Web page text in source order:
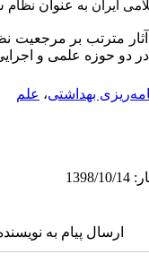
ایران به عنوان نظام
مترتب بر مرجعیت
دو حوزه علمی و
بهداشتی، علم
ارسال پیام به